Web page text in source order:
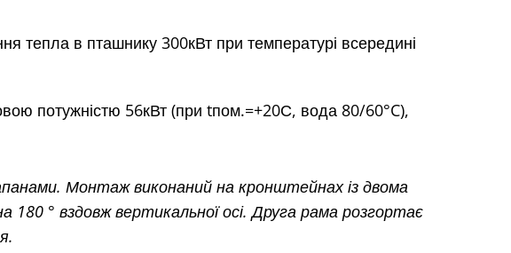
тепла в пташнику 300кВт при температурі всередині
потужністю 56кВт (при tпом.=+20С, вода 80/60°C),
Монтаж виконаний на кронштейнах із двома
° вздовж вертикальної осі. Друга рама розгортає